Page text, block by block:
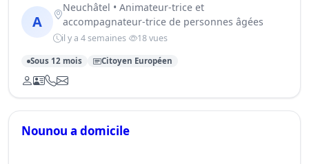
A
Neuchâtel • Animateur-trice et
accompagnateur-trice de personnes âgées
il y a 4 semaines 18 vues
Sous 12 mois Citoyen Européen
Nounou a domicile